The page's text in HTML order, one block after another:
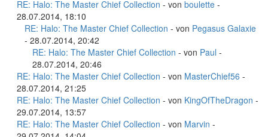
RE: Halo: The Master Chief Collection - von boulette -
28.07.2014, 18:10
RE: Halo: The Master Chief Collection - von Pegasus Galaxie
- 28.07.2014, 20:42
RE: Halo: The Master Chief Collection - von Paul -
28.07.2014, 20:46
RE: Halo: The Master Chief Collection - von MasterChief56 -
28.07.2014, 21:25
RE: Halo: The Master Chief Collection - von KingOfTheDragon -
29.07.2014, 13:57
RE: Halo: The Master Chief Collection - von Marvin -